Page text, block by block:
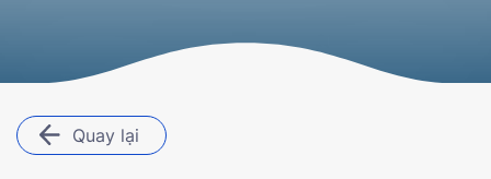
Quay lại